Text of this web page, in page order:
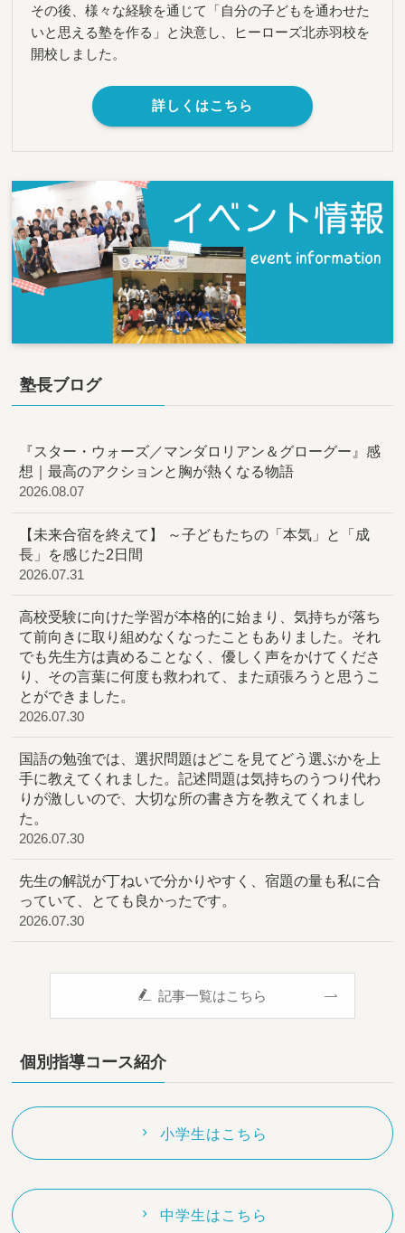
その後、様々な経験を通じて「自分の子どもを通わせた
いと思える塾を作る」と決意し、ヒーローズ北赤羽校を
開校しました。
詳しくはこちら
塾長ブログ
『スター・ウォーズ／マンダロリアン＆グローグー』感
想｜最高のアクションと胸が熱くなる物語
2026.08.07
【未来合宿を終えて】 ～子どもたちの「本気」と「成
長」を感じた2日間
2026.07.31
高校受験に向けた学習が本格的に始まり、気持ちが落ち
て前向きに取り組めなくなったこともありました。それ
でも先生方は責めることなく、優しく声をかけてくださ
り、その言葉に何度も救われて、また頑張ろうと思うこ
とができました。
2026.07.30
国語の勉強では、選択問題はどこを見てどう選ぶかを上
手に教えてくれました。記述問題は気持ちのうつり代わ
りが激しいので、大切な所の書き方を教えてくれまし
た。
2026.07.30
先生の解説が丁ねいで分かりやすく、宿題の量も私に合
っていて、とても良かったです。
2026.07.30
記事一覧はこちら
個別指導コース紹介
小学生はこちら
中学生はこちら